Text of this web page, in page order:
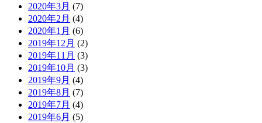
2020年3月 (7)
2020年2月 (4)
2020年1月 (6)
2019年12月 (2)
2019年11月 (3)
2019年10月 (3)
2019年9月 (4)
2019年8月 (7)
2019年7月 (4)
2019年6月 (5)